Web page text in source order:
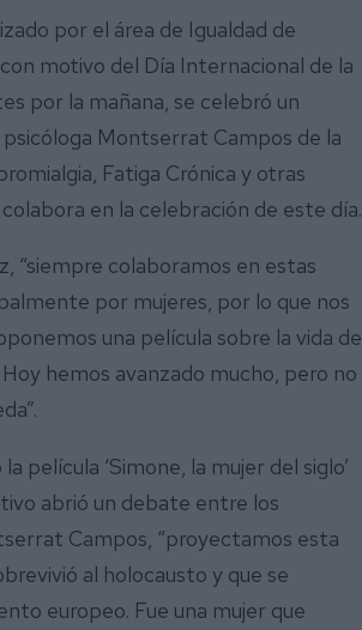
por el área de Igualdad de
motivo del Día Internacional de la
por la mañana, se celebró un
Montserrat Campos de la
Fatiga Crónica y otras
en la celebración de este día.
“siempre colaboramos en estas
por mujeres, por lo que nos
una película sobre la vida de
hemos avanzado mucho, pero no
película ‘Simone, la mujer del siglo’
abrió un debate entre los
Campos, “proyectamos esta
al holocausto y que se
europeo. Fue una mujer que